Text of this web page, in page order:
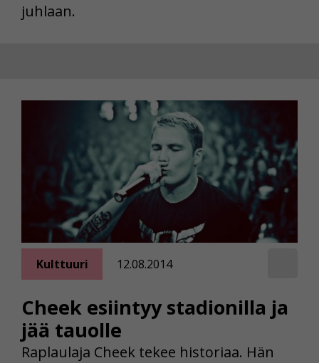
juhlaan.
Cheek esiintyy stadionilla ja
jää tauolle
Kulttuuri 12.08.2014
Raplaulaja Cheek tekee historiaa. Hän